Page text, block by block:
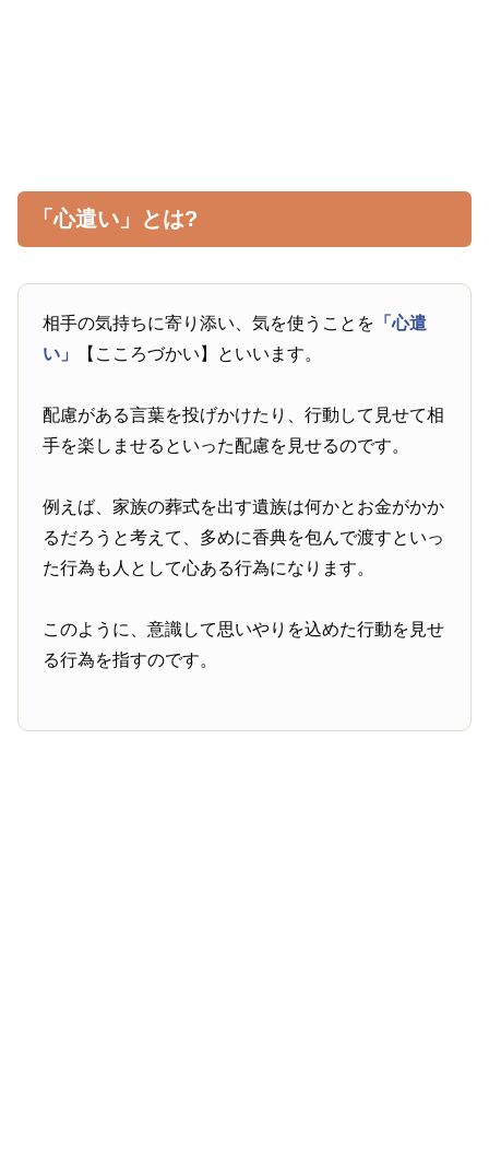
「心遣い」とは?
相手の気持ちに寄り添い、気を使うことを 「心遣
い」
【こころづかい】といいます。
配慮がある言葉を投げかけたり、行動して見せて相
手を楽しませるといった配慮を見せるのです。
例えば、家族の葬式を出す遺族は何かとお金がかか
るだろうと考えて、多めに香典を包んで渡すといっ
た行為も人として心ある行為になります。
このように、意識して思いやりを込めた行動を見せ
る行為を指すのです。